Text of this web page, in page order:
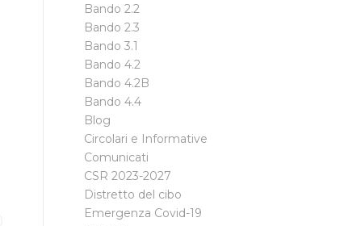
Bando 2.2
Bando 2.3
Bando 3.1
Bando 4.2
Bando 4.2B
Bando 4.4
Blog
Circolari e Informative
Comunicati
CSR 2023-2027
Distretto del cibo
Emergenza Covid-19